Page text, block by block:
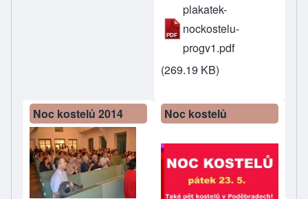
plakatek-
nockostelu-
progv1.pdf
(269.19 KB)
Noc kostelů 2014 Noc kostelů